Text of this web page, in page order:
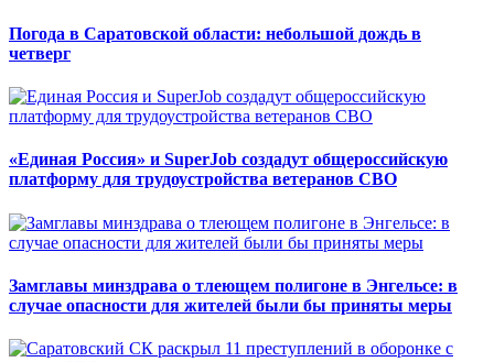
Погода в Саратовской области: небольшой дождь в
четверг
«Единая Россия» и SuperJob создадут общероссийскую
платформу для трудоустройства ветеранов СВО
Замглавы минздрава о тлеющем полигоне в Энгельсе: в
случае опасности для жителей были бы приняты меры